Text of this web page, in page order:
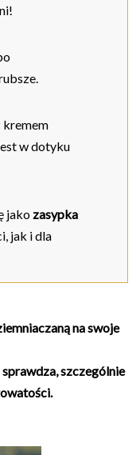
kremem
w dotyku
jako zasypka
jak i dla
na swoje
szczególnie